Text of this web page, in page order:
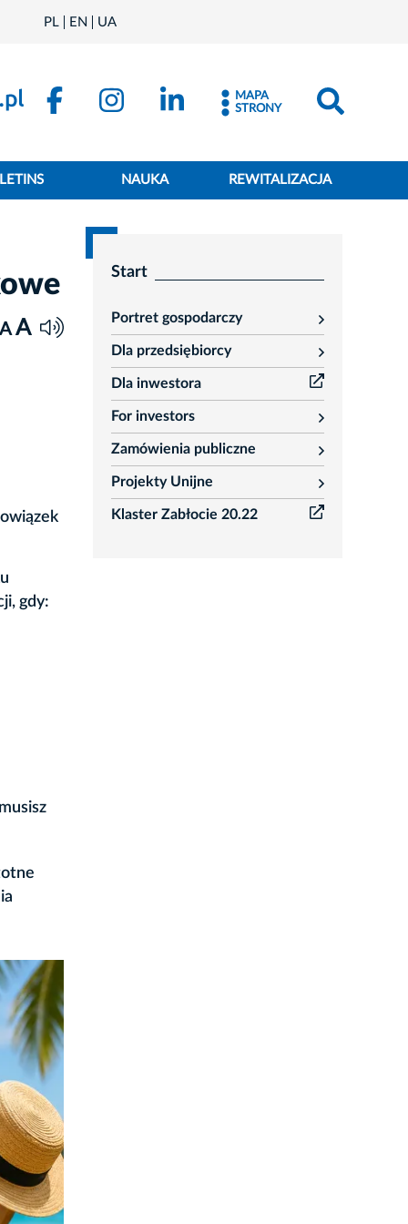
PL EN UA
MAPA
STRONY
NAUKA REWITALIZACJA
A
gdy:
Start
Portret gospodarczy
rozwiń
Dla przedsiębiorcy
rozwiń
Dla inwestora
For investors
rozwiń
Zamówienia publiczne
rozwiń
Projekty Unijne
rozwiń
Klaster Zabłocie 20.22